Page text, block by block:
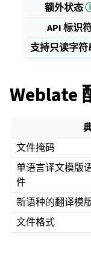
额外状态
API 标识
支持只读字
Weblate
文件掩码
单语言译文模版
件
新语种的翻译模
文件格式